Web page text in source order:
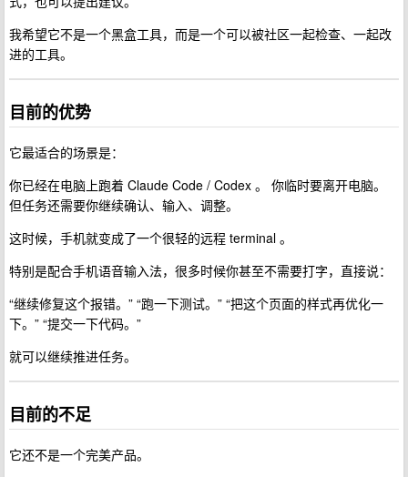
我希望它不是一个黑盒工具，而是一个可以被社区一起检查、一起改
进的工具。
目前的优势
它最适合的场景是：
你已经在电脑上跑着 Claude Code / Codex 。 你临时要离开电脑。
但任务还需要你继续确认、输入、调整。
这时候，手机就变成了一个很轻的远程 terminal 。
特别是配合手机语音输入法，很多时候你甚至不需要打字，直接说：
“继续修复这个报错。” “跑一下测试。” “把这个页面的样式再优化一
下。” “提交一下代码。”
就可以继续推进任务。
目前的不足
它还不是一个完美产品。